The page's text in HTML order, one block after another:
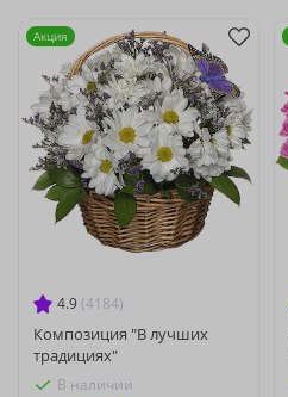
4.9 (4184)
Композиция "В лучших
традициях"
В наличии
Акция